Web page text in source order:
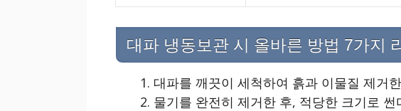
대파 냉동보관 시 올바른 방법 7가지
대파를 깨끗이 세척하여 흙과 이물질 제거
물기를 완전히 제거한 후, 적당한 크기로 썬